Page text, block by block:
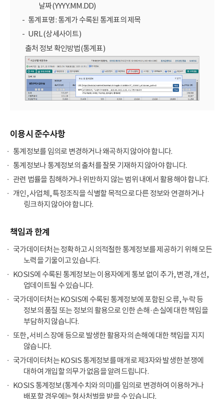
날짜(YYYY.MM.DD)
통계표명 : 통계가 수록된 통계표의 제목
URL (상세사이트)
출처 정보 확인방법(통계표)
이용시 준수사항
통계정보를 임의로 변경하거나 왜곡하지 않아야 합니다.
통계정보나 통계정보의 출처를 잘못 기재하지 않아야 합니다.
관련 법률을 침해하거나 위반하지 않는 범위 내에서 활용해야 합니다.
개인, 사업체, 특정조직을 식별할 목적으로 다른 정보와 연결하거나
링크하지 않아야 합니다.
책임과 한계
국가데이터처는 정확하고 시의적절한 통계정보를 제공하기 위해 모든
노력을 기울이고 있습니다.
KOSIS에 수록된 통계정보는 이용자에게 통보 없이 추가, 변경, 개선,
업데이트될 수 있습니다.
국가데이터처는 KOSIS에 수록된 통계정보에 포함된 오류, 누락 등
정보의 품질 또는 정보의 활용으로 인한 손해·손실에 대한 책임을
부담하지 않습니다.
또한, 서비스 장애 등으로 발생한 활용자의 손해에 대한 책임을 지지
않습니다.
국가데이터처는 KOSIS 통계정보를 매개로 제3자와 발생한 분쟁에
대하여 개입할 의무가 없음을 알려드립니다.
KOSIS 통계정보(통계수치와 의미)를 임의로 변경하여 이용하거나
배포할 경우에는 형사처벌을 받을 수 있습니다.